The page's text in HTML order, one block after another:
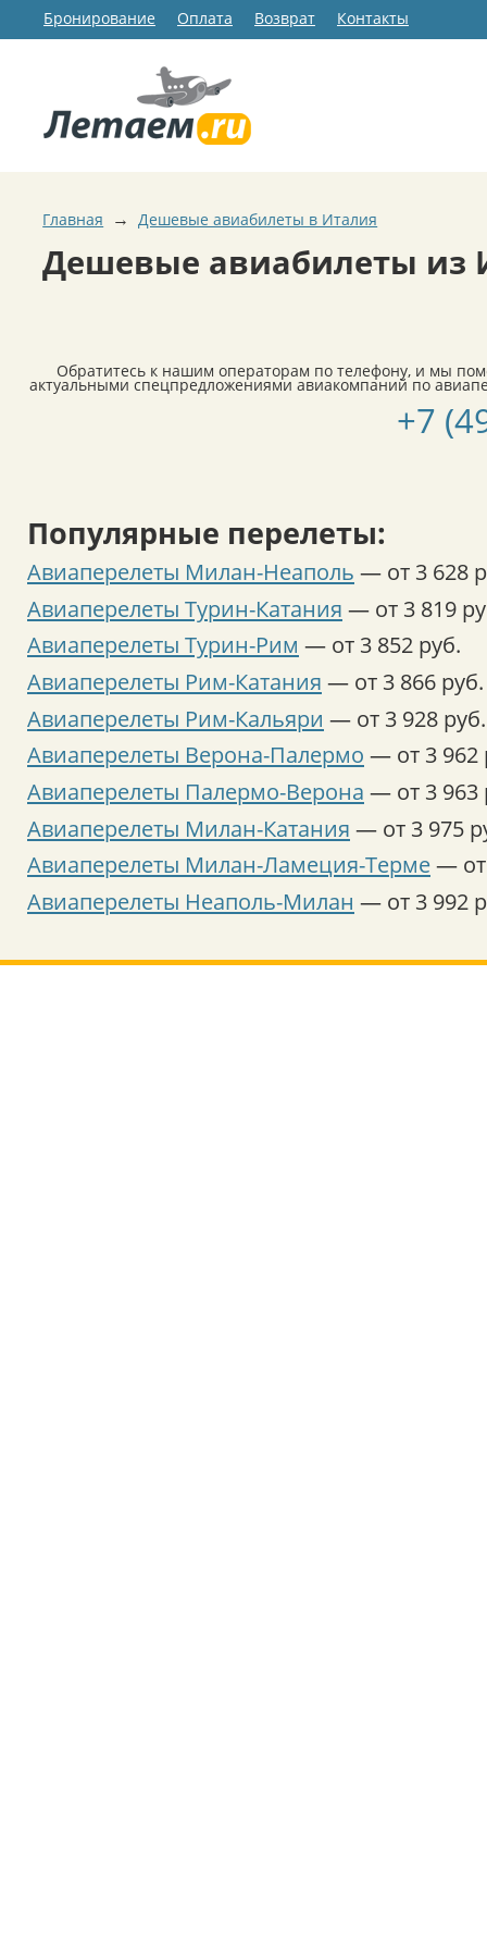
Бронирование Оплата Возврат Контакты
Главная → Дешевые авиабилеты в Италия
Дешевые авиабилеты из
Обратитесь к нашим операторам по телефону, и мы
актуальными спецпредложениями авиакомпаний по
+7
Популярные перелеты:
Авиаперелеты Милан-Неаполь — от 3 628
Авиаперелеты Турин-Катания — от 3 819
Авиаперелеты Турин-Рим — от 3 852 руб.
Авиаперелеты Рим-Катания — от 3 866 руб.
Авиаперелеты Рим-Кальяри — от 3 928 руб.
Авиаперелеты Верона-Палермо — от 3 962
Авиаперелеты Палермо-Верона — от 3 963
Авиаперелеты Милан-Катания — от 3 975
Авиаперелеты Милан-Ламеция-Терме— от
Авиаперелеты Неаполь-Милан — от 3 992